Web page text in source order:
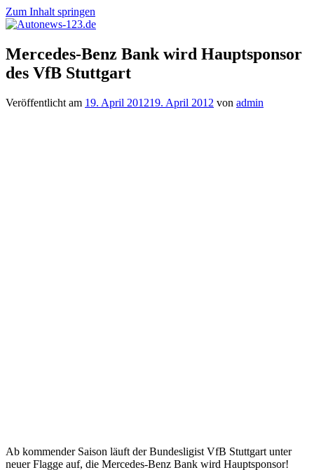
Zum Inhalt springen
Autonews-
123.de
Autonews
mit
Charme
Mercedes-Benz Bank wird Hauptsponsor
des VfB Stuttgart
Veröffentlicht am 19. April 201219. April 2012 von admin
Ab kommender Saison läuft der Bundesligist VfB Stuttgart unter
neuer Flagge auf, die Mercedes-Benz Bank wird Hauptsponsor!